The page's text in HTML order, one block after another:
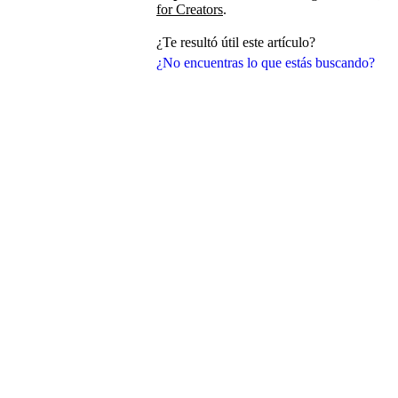
¿No encuentras lo que estás buscando?
for Creators.
¿Te resultó útil este artículo?